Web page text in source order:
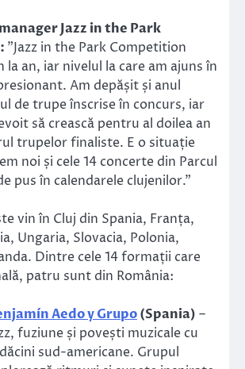
Jazz in the Park
”Jazz in the Park Competition
la an, iar nivelul la care am ajuns în
Am depășit și anul
de trupe înscrise în concurs, iar
să crească pentru al doilea an
trupelor finaliste. E o situație
noi și cele 14 concerte din Parcul
pus în calendarele clujenilor.”
vin în Cluj din Spania, Franța,
Ungaria, Slovacia, Polonia,
Dintre cele 14 formații care
patru sunt din România:
Aedo y Grupo(Spania) –
fuziune și povești muzicale cu
sud-americane. Grupul